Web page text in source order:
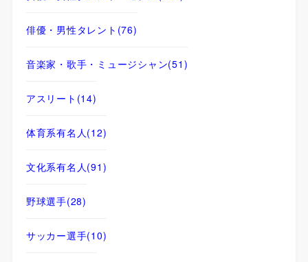
俳優・男性タレント (76)
音楽家・歌手・ミュージシャン(51)
アスリート (14)
体育系有名人(12)
文化系有名人(91)
野球選手(28)
サッカー選手(10)